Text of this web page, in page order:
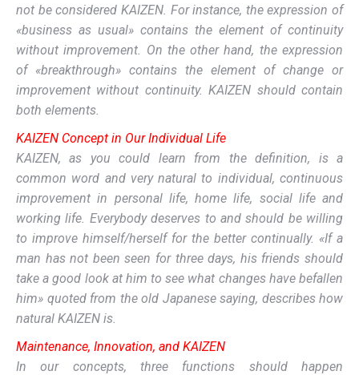
not be considered KAIZEN. For instance, the expression of
«business as usual» contains the element of continuity
without improvement. On the other hand, the expression
of «breakthrough» contains the element of change or
improvement without continuity. KAIZEN should contain
both elements.
KAIZEN Concept in Our Individual Life
KAIZEN, as you could learn from the definition, is a
common word and very natural to individual, continuous
improvement in personal life, home life, social life and
working life. Everybody deserves to and should be willing
to improve himself/herself for the better continually. «If a
man has not been seen for three days, his friends should
take a good look at him to see what changes have befallen
him» quoted from the old Japanese saying, describes how
natural KAIZEN is.
Maintenance, Innovation, and KAIZEN
In our concepts, three functions should happen